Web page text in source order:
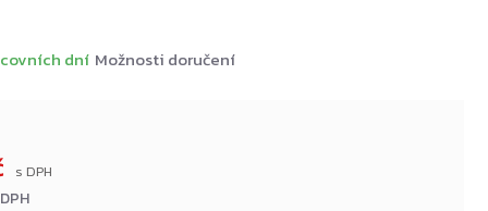
dní Možnosti doručení